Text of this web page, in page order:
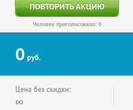
ПОВТОРИТЬ АКЦИЮ
Человек проголосовало: 0
0 руб.
Цена без скидки:
∞